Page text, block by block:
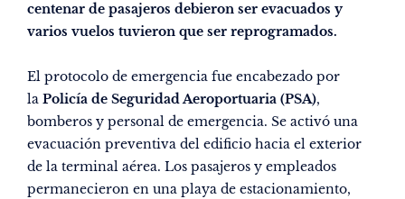
centenar de pasajeros debieron ser evacuados y
varios vuelos tuvieron que ser reprogramados.
El protocolo de emergencia fue encabezado por
la Policía de Seguridad Aeroportuaria (PSA),
bomberos y personal de emergencia. Se activó una
evacuación preventiva del edificio hacia el exterior
de la terminal aérea. Los pasajeros y empleados
permanecieron en una playa de estacionamiento,